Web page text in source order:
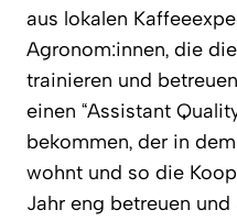
aus lokalen
Agronom:innen, die
trainieren und
einen “Assistant
bekommen, der in
wohnt und so die
Jahr eng betreuen und